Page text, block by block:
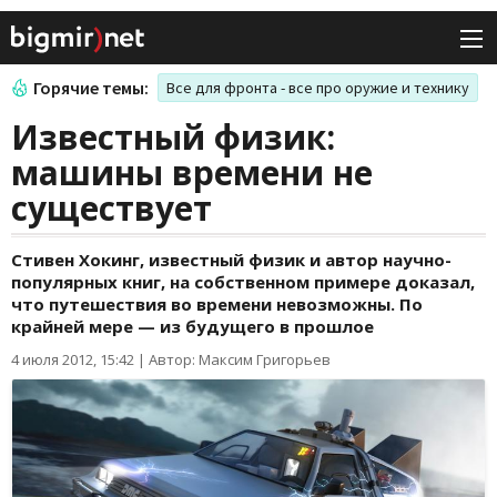
Горячие темы: Все для фронта - все про оружие и технику
Известный физик:
машины времени не
существует
Стивен Хокинг, известный физик и автор научно-
популярных книг, на собственном примере доказал,
что путешествия во времени невозможны. По
крайней мере — из будущего в прошлое
4 июля 2012, 15:42 | Автор: Максим Григорьев